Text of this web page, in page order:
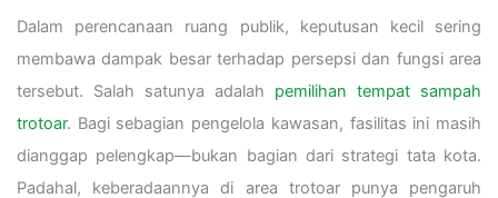
Dalam perencanaan ruang publik, keputusan kecil sering
membawa dampak besar terhadap persepsi dan fungsi area
tersebut. Salah satunya adalah pemilihan tempat sampah
trotoar. Bagi sebagian pengelola kawasan, fasilitas ini masih
dianggap pelengkap—bukan bagian dari strategi tata kota.
Padahal, keberadaannya di area trotoar punya pengaruh